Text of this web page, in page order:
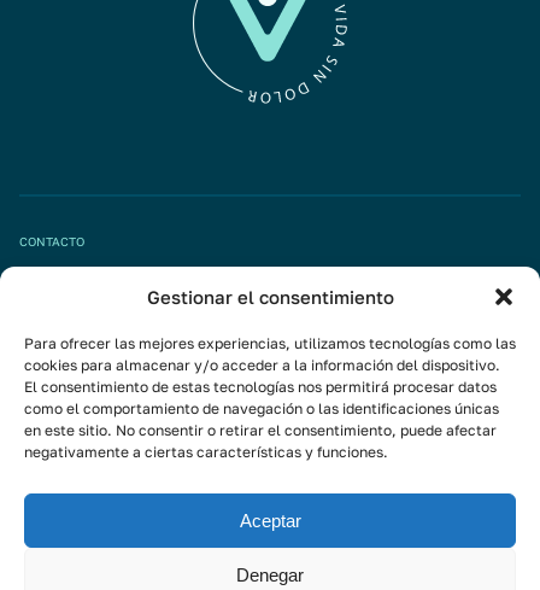
Gestionar el consentimiento
Para ofrecer las mejores experiencias, utilizamos tecnologías como las
cookies para almacenar y/o acceder a la información del dispositivo.
El consentimiento de estas tecnologías nos permitirá procesar datos
como el comportamiento de navegación o las identificaciones únicas
en este sitio. No consentir o retirar el consentimiento, puede afectar
negativamente a ciertas características y funciones.
Aceptar
Denegar
CONTACTO
Pide tu cita
info@mivisalud.com
Linkedin
Instagram
Youtube